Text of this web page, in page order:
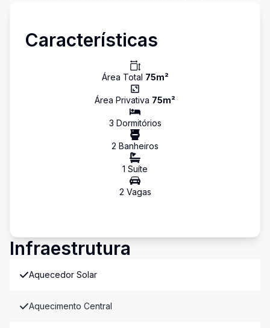
Características
Área Total 75m²
Área Privativa 75m²
3 Dormitórios
2 Banheiros
1 Suíte
2 Vagas
Infraestrutura
Aquecedor Solar
Aquecimento Central